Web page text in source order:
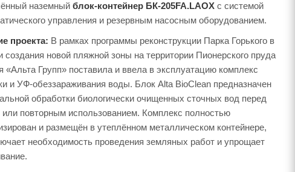
наземный лок-контейнер БК-205FA.LAOXс системой
управления и резервным насосным оборудованием.
проекта: В рамках программы реконструкции Парка Горького
создания новой пляжной зоны на территории Пионерского пруда
«Альта Групп» поставила и ввела в эксплуатацию комплекс
и УФ-обеззараживания воды. Блок Alta BioClean предназначен
обработки биологически очищенных сточных вод перед
повторным использованием. Комплекс полностью
и размещён в утеплённом металлическом контейнере,
необходимость проведения земляных работ и упрощает